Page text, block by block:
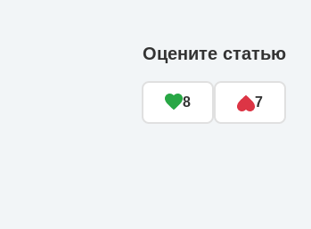
Оцените статью
8 7